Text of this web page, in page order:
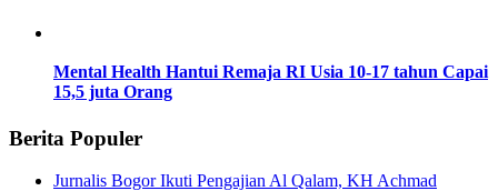
Mental Health Hantui Remaja RI Usia 10-17 tahun Capai
15,5 juta Orang
Berita Populer
Jurnalis Bogor Ikuti Pengajian Al Qalam, KH Achmad